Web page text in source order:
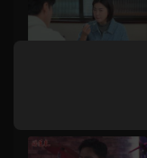
好康資訊